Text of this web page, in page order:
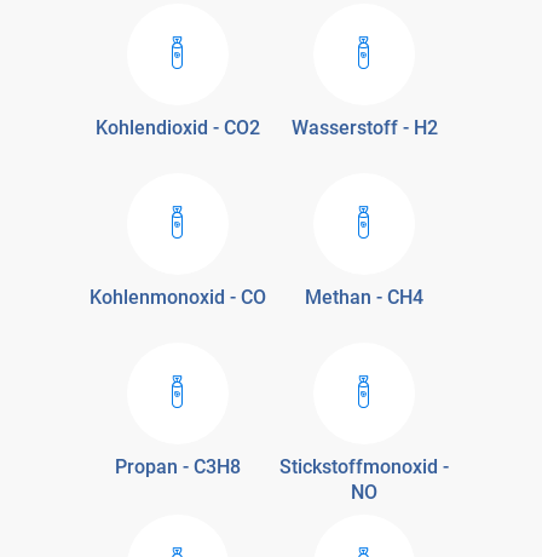
Kohlendioxid - CO2 Wasserstoff - H2
Kohlenmonoxid - CO Methan - CH4
Propan - C3H8
Stickstoffmonoxid -
NO